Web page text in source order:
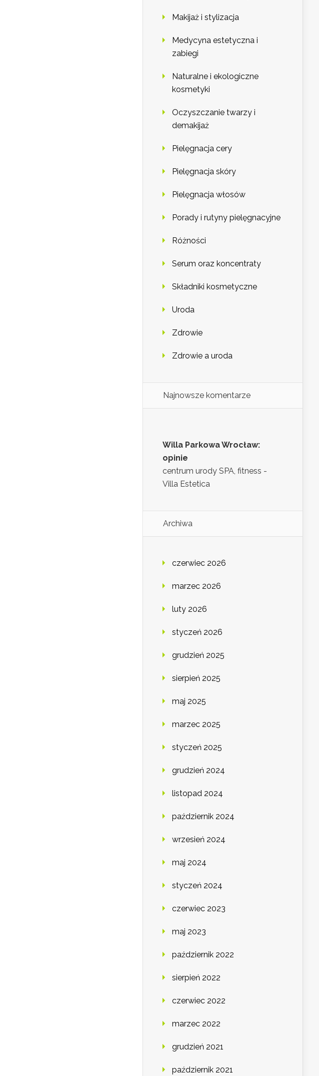
Makijaż i stylizacja
Medycyna estetyczna i
zabiegi
Naturalne i ekologiczne
kosmetyki
Oczyszczanie twarzy i
demakijaż
Pielęgnacja cery
Pielęgnacja skóry
Pielęgnacja włosów
Porady i rutyny pielęgnacyjne
Różności
Serum oraz koncentraty
Składniki kosmetyczne
Uroda
Zdrowie
Zdrowie a uroda
Najnowsze komentarze
Willa Parkowa Wrocław:
opinie
centrum urody SPA, fitness -
Villa Estetica
Archiwa
czerwiec 2026
marzec 2026
luty 2026
styczeń 2026
grudzień 2025
sierpień 2025
maj 2025
marzec 2025
styczeń 2025
grudzień 2024
listopad 2024
październik 2024
wrzesień 2024
maj 2024
styczeń 2024
czerwiec 2023
maj 2023
październik 2022
sierpień 2022
czerwiec 2022
marzec 2022
grudzień 2021
październik 2021